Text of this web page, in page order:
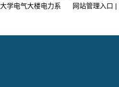
大学电气大楼电力系
网站管理入口 |